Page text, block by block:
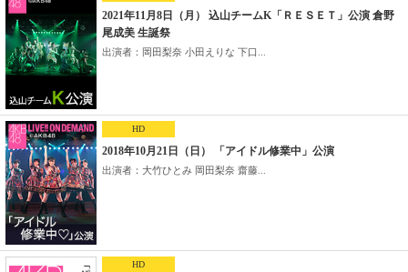
2021年11月8日（月） 込山チームK「ＲＥＳＥＴ」公演 倉野
尾成美 生誕祭
出演者：岡田梨奈 小田えりな 下口...
HD
2018年10月21日（日） 「アイドル修業中」公演
出演者：大竹ひとみ 岡田梨奈 齋藤...
HD